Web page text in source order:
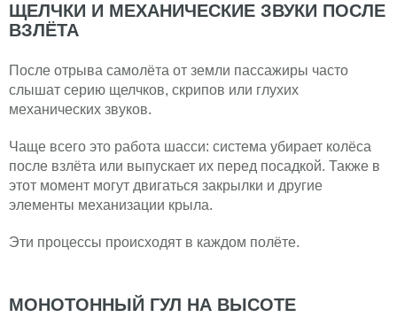
ЩЕЛЧКИ И МЕХАНИЧЕСКИЕ ЗВУКИ ПОСЛЕ
ВЗЛЁТА
После отрыва самолёта от земли пассажиры часто
слышат серию щелчков, скрипов или глухих
механических звуков.
Чаще всего это работа шасси: система убирает колёса
после взлёта или выпускает их перед посадкой. Также в
этот момент могут двигаться закрылки и другие
элементы механизации крыла.
Эти процессы происходят в каждом полёте.
МОНОТОННЫЙ ГУЛ НА ВЫСОТЕ